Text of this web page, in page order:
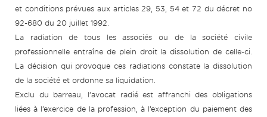
et conditions prévues aux articles 29, 53, 54 et 72 du décret no
92-680 du 20 juillet 1992.
La radiation de tous les associés ou de la société civile
professionnelle entraîne de plein droit la dissolution de celle-ci.
La décision qui provoque ces radiations constate la dissolution
de la société et ordonne sa liquidation.
Exclu du barreau, l’avocat radié est affranchi des obligations
liées à l’exercice de la profession, à l’exception du paiement des